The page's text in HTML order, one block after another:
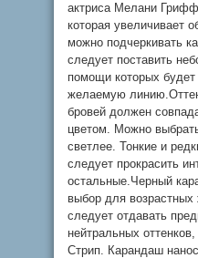
актриса Мелани
которая увеличивает
можно подчеркивать
следует поставить
помощи которых
желаемую
бровей должен
цветом. Можно
светлее. Тонкие и
следует прокрасить
остальные.Черный
выбор для
следует отдавать
нейтральных
Стрип. Карандаш